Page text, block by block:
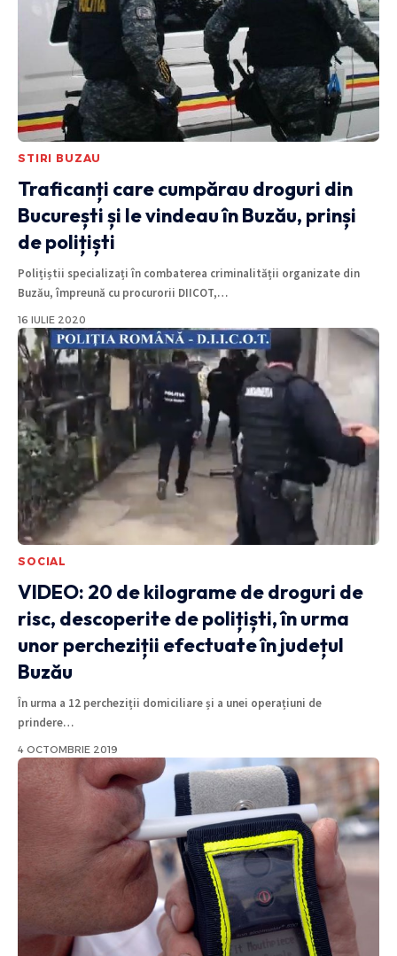
STIRI BUZAU
Traficanți care cumpărau droguri din
București și le vindeau în Buzău, prinși
de polițiști
Polițiștii specializați în combaterea criminalității organizate din
Buzău, împreună cu procurorii DIICOT,…
16 IULIE 2020
SOCIAL
VIDEO: 20 de kilograme de droguri de
risc, descoperite de polițiști, în urma
unor percheziții efectuate în județul
Buzău
În urma a 12 percheziții domiciliare și a unei operațiuni de
prindere…
4 OCTOMBRIE 2019